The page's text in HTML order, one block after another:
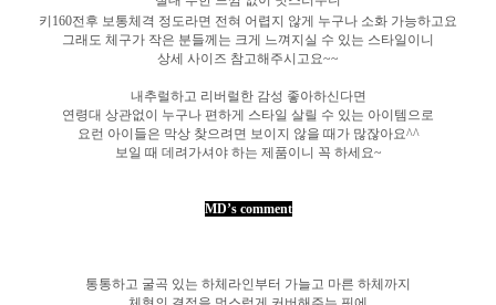
키160전후 보통체격 정도라면 전혀 어렵지 않게 누구나 소화 가능하고요
그래도 체구가 작은 분들께는 크게 느껴지실 수 있는 스타일이니
상세 사이즈 참고해주시고요~~
내추럴하고 리버럴한 감성 좋아하신다면
연령대 상관없이 누구나 편하게 스타일 살릴 수 있는 아이템으로
요런 아이들은 막상 찾으려면 보이지 않을 때가 많잖아요^^
보일 때 데려가셔야 하는 제품이니 꼭 하세요~
MD’s comment
통통하고 굴곡 있는 하체라인부터 가늘고 마른 하체까지